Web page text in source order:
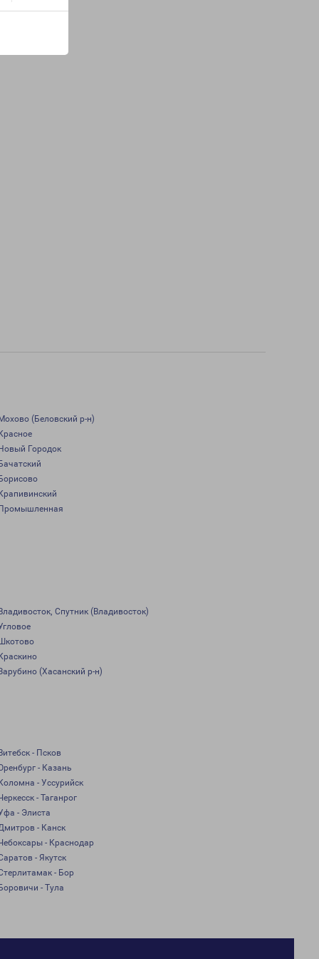
(Беловский р-н)
Городок
Спутник (Владивосток)
(Хасанский р-н)
- Псков
- Казань
- Уссурийск
- Таганрог
- Элиста
- Канск
- Краснодар
- Якутск
- Бор
- Тула